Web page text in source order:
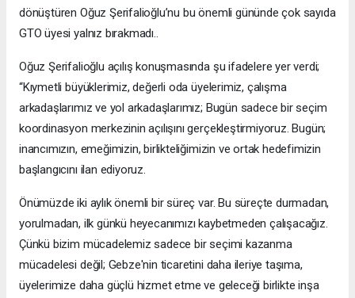
dönüştüren Oğuz Şerifalioğlu’nu bu önemli gününde çok sayıda
GTO üyesi yalnız bırakmadı..
Oğuz Şerifalioğlu açılış konuşmasında şu ifadelere yer verdi;
“Kıymetli büyüklerimiz, değerli oda üyelerimiz, çalışma
arkadaşlarımız ve yol arkadaşlarımız; Bugün sadece bir seçim
koordinasyon merkezinin açılışını gerçekleştirmiyoruz. Bugün;
inancımızın, emeğimizin, birlikteliğimizin ve ortak hedefimizin
başlangıcını ilan ediyoruz.
Önümüzde iki aylık önemli bir süreç var. Bu süreçte durmadan,
yorulmadan, ilk günkü heyecanımızı kaybetmeden çalışacağız.
Çünkü bizim mücadelemiz sadece bir seçimi kazanma
mücadelesi değil; Gebze'nin ticaretini daha ileriye taşıma,
üyelerimize daha güçlü hizmet etme ve geleceği birlikte inşa